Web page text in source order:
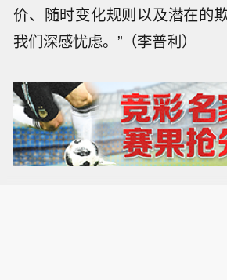
价、随时变化规则以及潜在的
我们深感忧虑。”（李普利）